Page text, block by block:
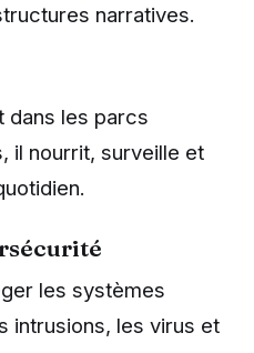
narratives.
dans les parcs
il nourrit, surveille et
les systèmes
intrusions, les virus et